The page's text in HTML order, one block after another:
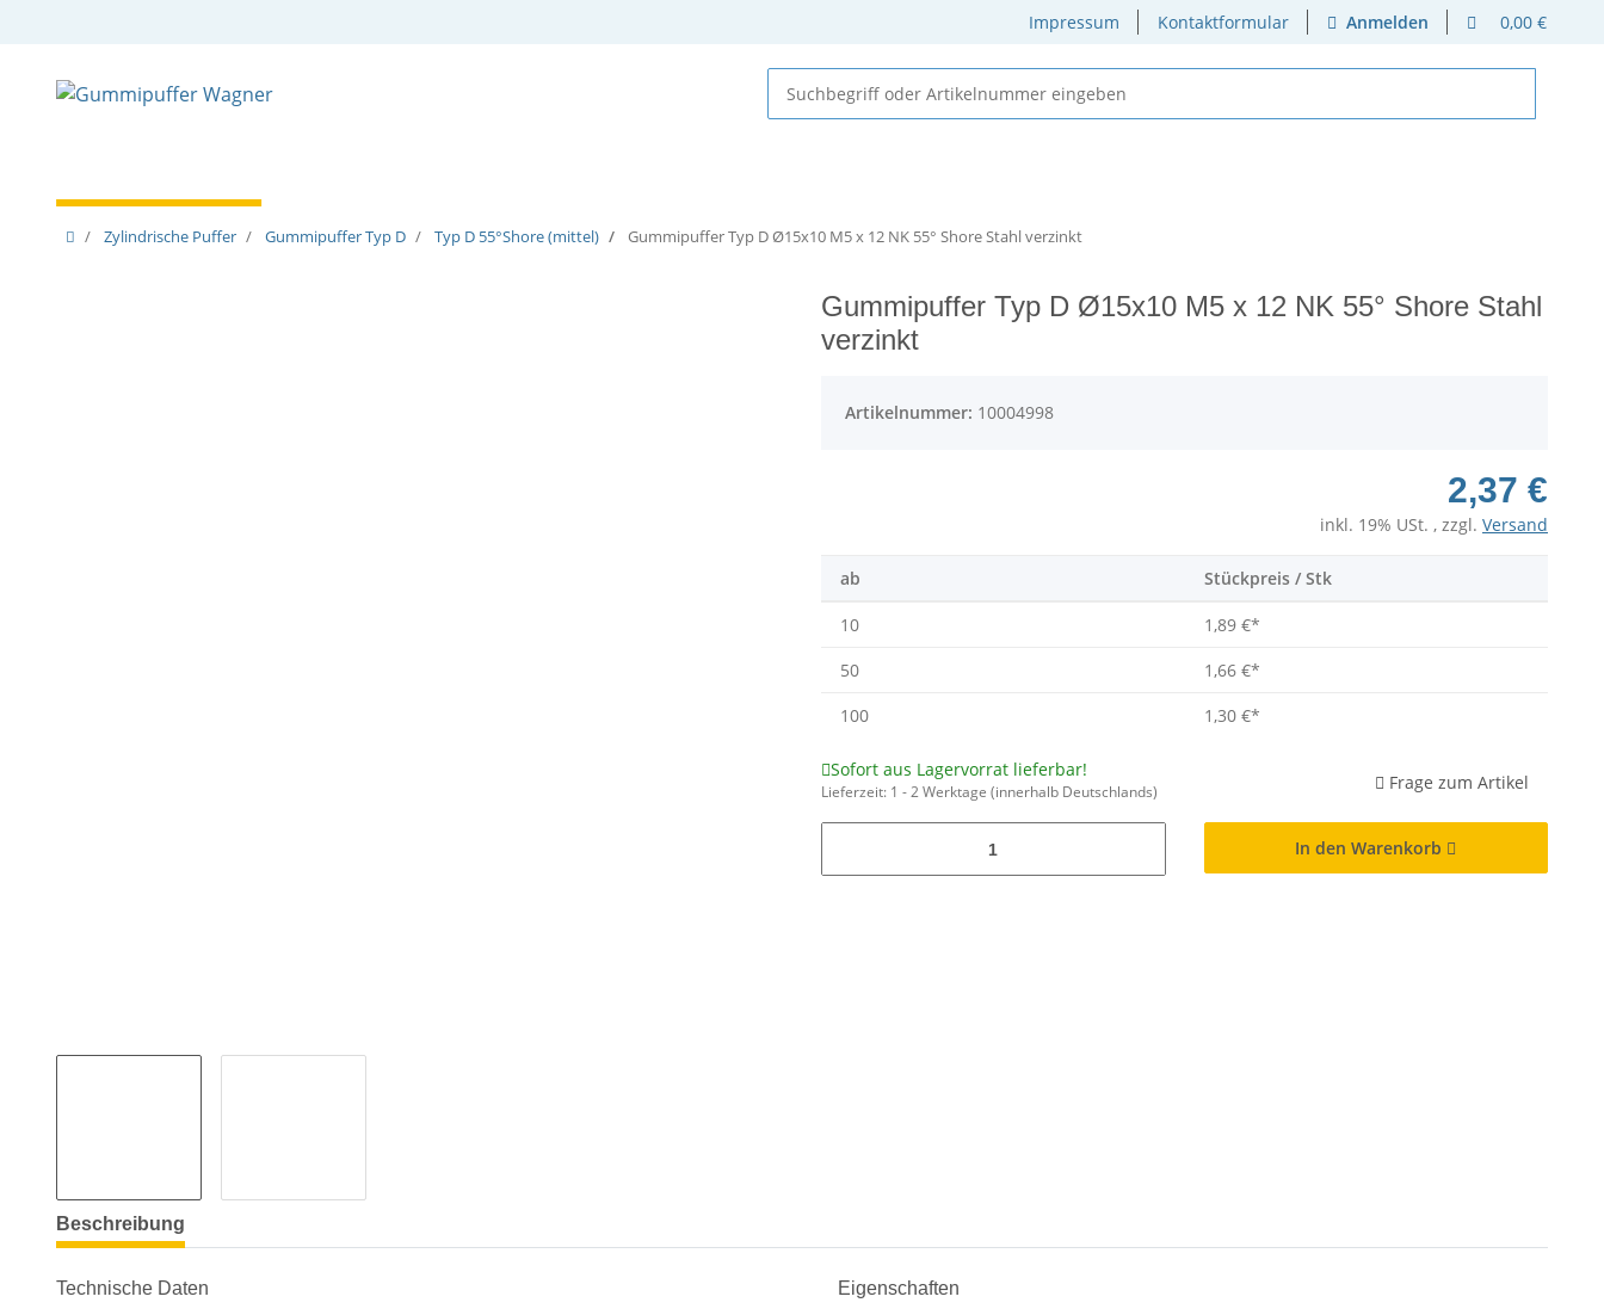
Impressum Kontaktformular Anmelden 0,00 €
Zylindrische Puffer Gummipuffer Typ D Typ D 55°Shore (mittel) Gummipuffer Typ D Ø15x10 M5 x 12 NK 55° Shore Stahl verzinkt
Gummipuffer Typ D Ø15x10 M5 x 12 NK 55° Shore Stahl
verzinkt
Artikelnummer: 10004998
2,37 €
inkl. 19% USt. , zzgl. Versand
ab Stückpreis / Stk
10 1,89 €*
50
1,66 €*
100
1,30 €*
Sofort aus Lagervorrat lieferbar!
Lieferzeit: 1 - 2 Werktage (innerhalb Deutschlands) Frage zum Artikel
In den Warenkorb
Beschreibung
Technische Daten Eigenschaften